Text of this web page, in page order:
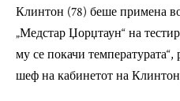
Клинтон (78) беше примена
„Медстар Џорџтаун“ на
му се покачи
шеф на кабинетот на